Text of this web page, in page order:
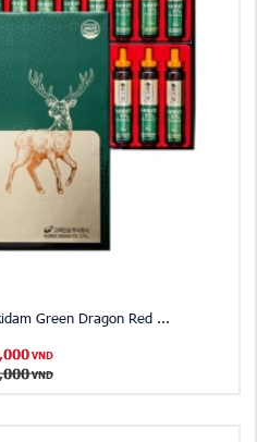
Green Dragon Red ...
VND
VND